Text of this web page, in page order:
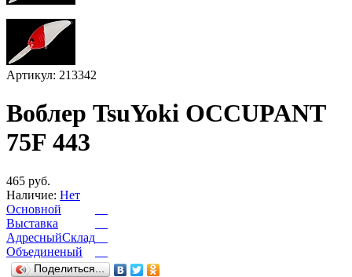
Артикул: 213342
Воблер TsuYoki OCCUPANT
75F 443
465 руб.
Наличие: Нет
Основной
Выставка
АдресныйСклад
Объединеный
Поделиться...